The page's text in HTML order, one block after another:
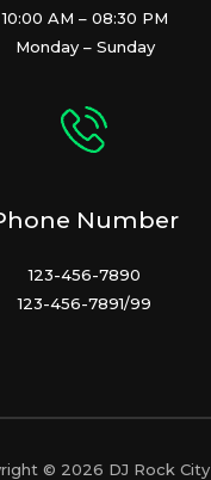
10:00 AM – 08:30 PM
Monday – Sunday
Number
123-456-7890
123-456-7891/99
© 2026 DJ Rock City